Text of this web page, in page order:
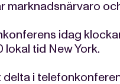
idag
lokal tid New York.
i